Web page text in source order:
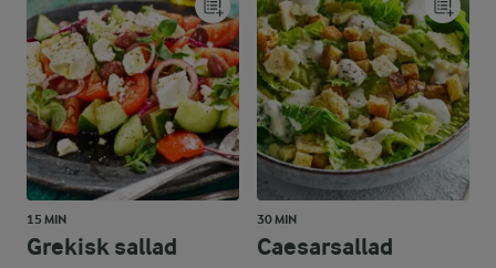
15 MIN
Grekisk sallad
30 MIN
Caesarsallad